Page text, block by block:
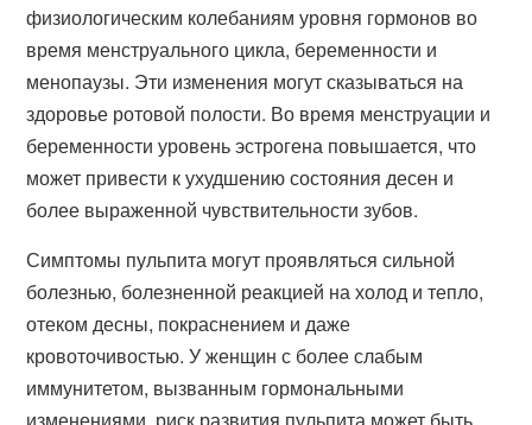
физиологическим колебаниям уровня гормонов во
время менструального цикла, беременности и
менопаузы. Эти изменения могут сказываться на
здоровье ротовой полости. Во время менструации и
беременности уровень эстрогена повышается, что
может привести к ухудшению состояния десен и
более выраженной чувствительности зубов.
Симптомы пульпита могут проявляться сильной
болезнью, болезненной реакцией на холод и тепло,
отеком десны, покраснением и даже
кровоточивостью. У женщин с более слабым
иммунитетом, вызванным гормональными